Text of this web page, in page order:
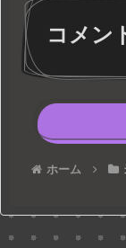
コメン
ホーム